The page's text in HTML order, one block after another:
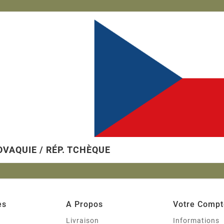
contractuelle
/ RÉP. TCHÈQUE
A Propos
Livraison
Votre
Informations